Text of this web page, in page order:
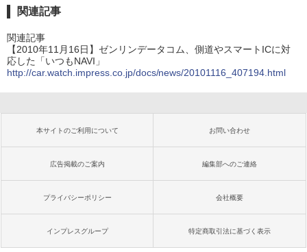
関連記事
関連記事
【2010年11月16日】ゼンリンデータコム、側道やスマートICに対
応した「いつもNAVI」
http://car.watch.impress.co.jp/docs/news/20101116_407194.html
本サイトのご利用について お問い合わせ
広告掲載のご案内 編集部へのご連絡
プライバシーポリシー 会社概要
インプレスグループ 特定商取引法に基づく表示